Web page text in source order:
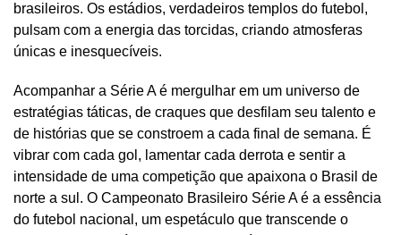
brasileiros. Os estádios, verdadeiros templos do futebol,
pulsam com a energia das torcidas, criando atmosferas
únicas e inesquecíveis.
Acompanhar a Série A é mergulhar em um universo de
estratégias táticas, de craques que desfilam seu talento e
de histórias que se constroem a cada final de semana. É
vibrar com cada gol, lamentar cada derrota e sentir a
intensidade de uma competição que apaixona o Brasil de
norte a sul. O Campeonato Brasileiro Série A é a essência
do futebol nacional, um espetáculo que transcende o